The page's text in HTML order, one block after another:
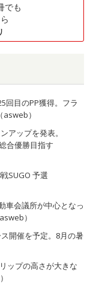
でも
回目のPP獲得。フラ
）
アップを発表。
合優勝目指す
SUGO 予選
車会議所が中心となっ
）
開催を予定。8月の暑
ップの高さが大きな